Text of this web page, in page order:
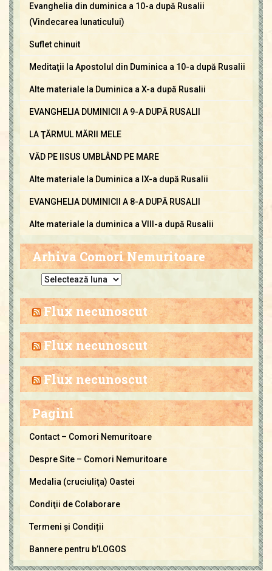
Evanghelia din duminica a 10-a după Rusalii
(Vindecarea lunaticului)
Suflet chinuit
Meditaţii la Apostolul din Duminica a 10-a după Rusalii
Alte materiale la Duminica a X-a după Rusalii
EVANGHELIA DUMINICII A 9-A DUPĂ RUSALII
LA ŢĂRMUL MĂRII MELE
VĂD PE IISUS UMBLÂND PE MARE
Alte materiale la Duminica a IX-a după Rusalii
EVANGHELIA DUMINICII A 8-A DUPĂ RUSALII
Alte materiale la duminica a VIII-a după Rusalii
Arhiva Comori Nemuritoare
h
i
a
C
o
m
i
u
Flux necunoscut
Flux necunoscut
Flux necunoscut
Pagini
Contact – Comori Nemuritoare
Despre Site – Comori Nemuritoare
Medalia (cruciuliţa) Oastei
Condiţii de Colaborare
Termeni și Condiții
Bannere pentru b’LOGOS